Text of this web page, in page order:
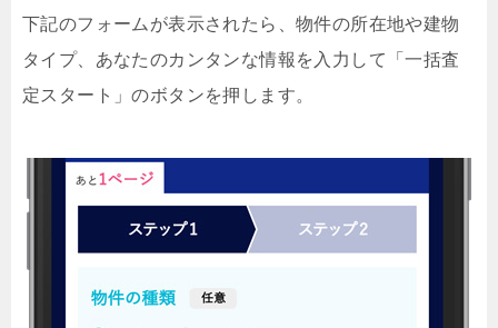
下記のフォームが表示されたら、物件の所在地や建物
タイプ、あなたのカンタンな情報を入力して「一括査
定スタート」のボタンを押します。